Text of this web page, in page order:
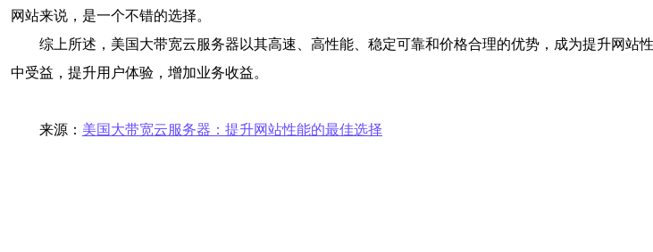
网站来说，是一个不错的选择。
综上所述，美国大带宽云服务器以其高速、高性能、稳定可靠和价格合理的优势，成为提升网
中受益，提升用户体验，增加业务收益。
来源： 美国大带宽云服务器：提升网站性能的最佳选择